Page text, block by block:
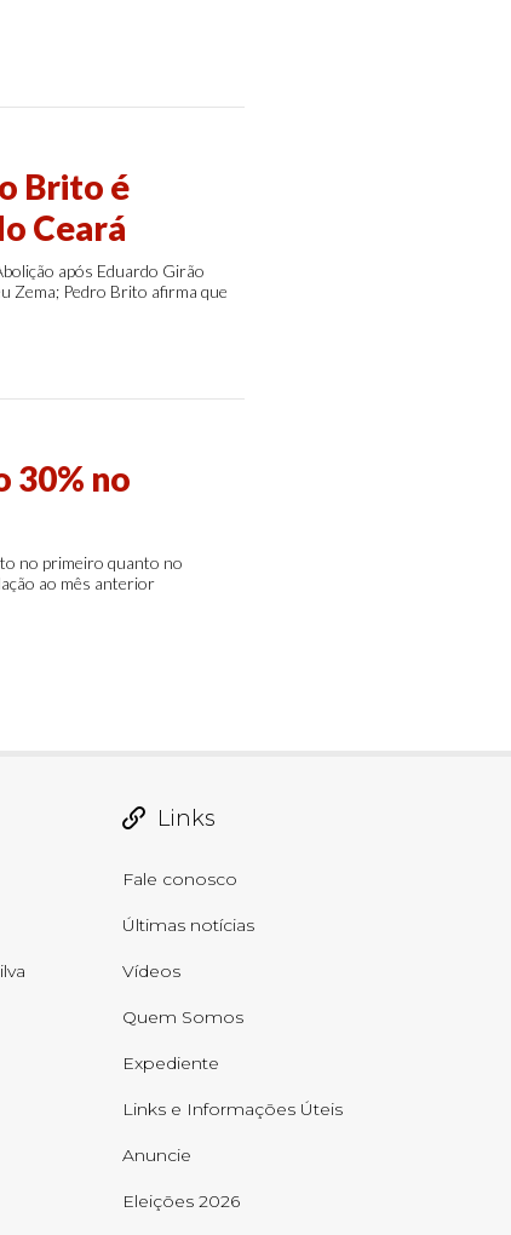
Brito é
Ceará
após Eduardo Girão
Zema; Pedro Brito afirma que
30% no
no primeiro quanto no
ao mês anterior
Links
Fale conosco
Últimas notícias
Vídeos
Quem Somos
Expediente
Links e Informações Úteis
Anuncie
Eleições 2026